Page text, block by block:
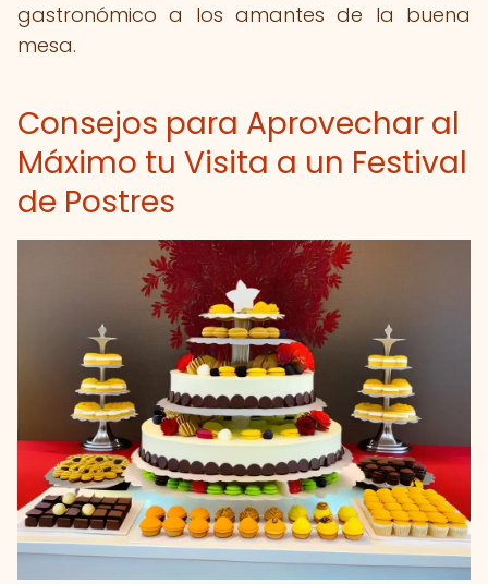
gastronómico a los amantes de la buena
mesa.
Consejos para Aprovechar al
Máximo tu Visita a un Festival
de Postres